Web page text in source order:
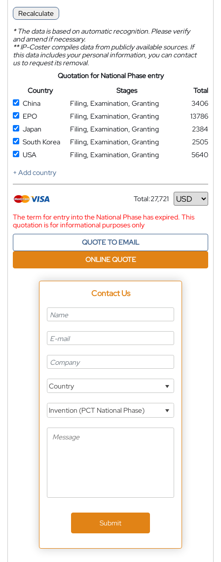
Recalculate
*The data is based on automatic recognition. Please verify
and amend if necessary.
**IP-Coster compiles data from publicly available sources. If
this data includes your personal information, you can contact
us to request its removal.
Quotation for National Phase entry
Country
Stages
Total
China
Filing, Examination, Granting
3406
EPO
Filing, Examination, Granting
13786
Japan
Filing, Examination, Granting
2384
South Korea
Filing, Examination, Granting
2505
USA
Filing, Examination, Granting
5640
+ Add country
Total:27,721
Currency
The term for entry into the National Phase has expired. This
quotation is for informational purposes only
QUOTE TO EMAIL
ONLINE QUOTE
Contact Us
Country
Invention (PCT National Phase)
Submit